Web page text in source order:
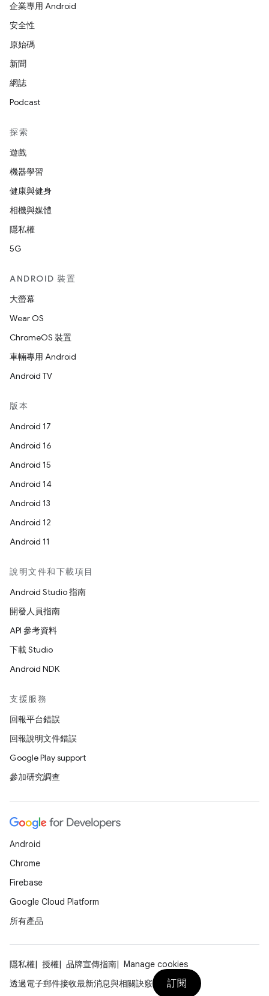
企業專用 Android
安全性
原始碼
新聞
網誌
Podcast
探索
遊戲
機器學習
健康與健身
相機與媒體
隱私權
5G
ANDROID 裝置
大螢幕
Wear OS
ChromeOS 裝置
車輛專用 Android
Android TV
版本
Android 17
Android 16
Android 15
Android 14
Android 13
Android 12
Android 11
說明文件和下載項目
Android Studio 指南
開發人員指南
API 參考資料
下載 Studio
Android NDK
支援服務
回報平台錯誤
回報說明文件錯誤
Google Play support
參加研究調查
Android
Chrome
Firebase
Google Cloud Platform
所有產品
隱私權 授權 品牌宣傳指南
Manage cookies
透過電子郵件接收最新消息與相關訣竅
訂閱